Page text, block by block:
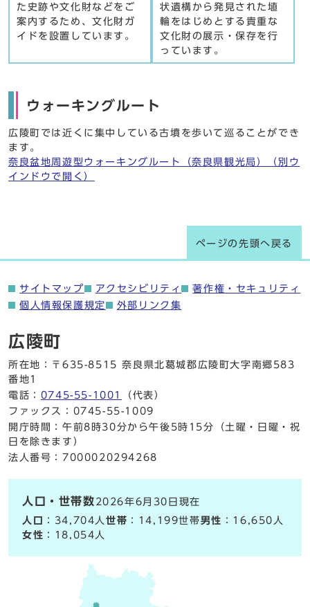
た史跡や文化財などをご
案内するため、文化財ガ
イドを設置しています。
状遺構から発見された埴
輪をはじめとする貴重な
文化財の展示・保存を行
っています。
ウォーキングルート
広陵町では近くに集中している古墳を歩いて巡ることができ
ます。
奈良盆地周遊型ウォーキングルート（奈良県観光局）（別ウ
インドウで開く）
ページの先頭へ戻る
サイトマップ アクセシビリティ
著作権・セキュリティ
個人情報保護規定
外部リンク集
広陵町
所在地：〒635-8515 奈良県北葛城郡広陵町大字南郷583
番地1
電話： 0745-55-1001
（代表）
ファックス：0745-55-1009
開庁時間：午前8時30分から午後5時15分（土曜・日曜・祝
日を除きます）
法人番号：7000020294268
人口・世帯数 2026年6月30日現在
人口
：34,704人世帯 ：14,199世帯男性 ：16,650人
女性 ：18,054人